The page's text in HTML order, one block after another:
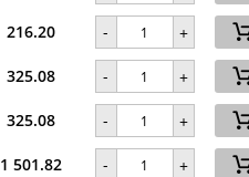
216.20 - +
325.08 - +
325.08 - +
1 501.82 - +